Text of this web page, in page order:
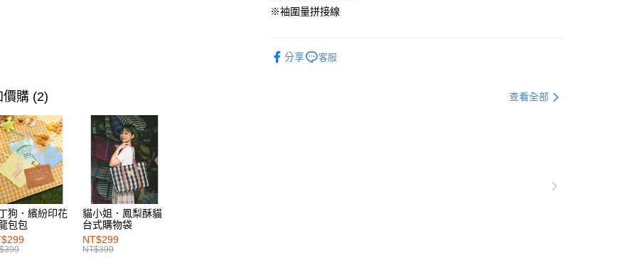
全家取貨付款
※袖圍量拼接線
分享 客服
價購 (2) 查看全部
狗．繽紛印花
包包
貓小姐．鳳梨酥貓
台式購物袋
NT$299
NT$399